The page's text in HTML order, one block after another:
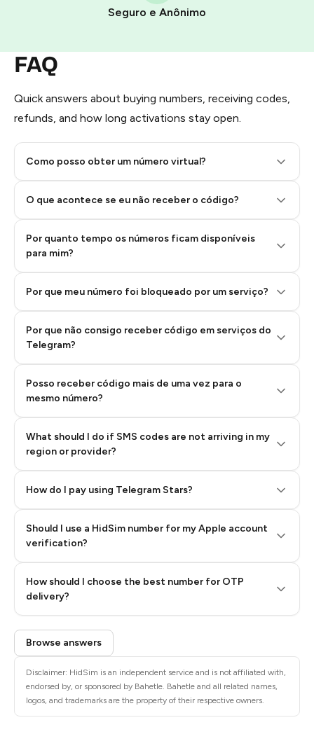
Seguro e Anônimo
FAQ
Quick answers about buying numbers, receiving codes,
refunds, and how long activations stay open.
Como posso obter um número virtual?
O que acontece se eu não receber o código?
Por quanto tempo os números ficam disponíveis
para mim?
Por que meu número foi bloqueado por um serviço?
Por que não consigo receber código em serviços do
Telegram?
Posso receber código mais de uma vez para o
mesmo número?
What should I do if SMS codes are not arriving in my
region or provider?
How do I pay using Telegram Stars?
Step 1: Create the order on HidSim
Pay with Telegram Stars
Step 2: Buy Stars in Telegram
Step 3: Pay our bot with Stars
Should I use a HidSim number for my Apple account
verification?
How should I choose the best number for OTP
delivery?
Quality High To Low
Price High To
Low
Browse answers
Disclaimer: HidSim is an independent service and is not affiliated with,
endorsed by, or sponsored by Bahetle. Bahetle and all related names,
logos, and trademarks are the property of their respective owners.